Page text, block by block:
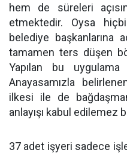
hem de süreleri
etmektedir. Oysa
belediye başkanlarına
tamamen ters düşen
Yapılan bu
Anayasamızla
ilkesi ile de
anlayışı kabul edilemez
37 adet işyeri sadece